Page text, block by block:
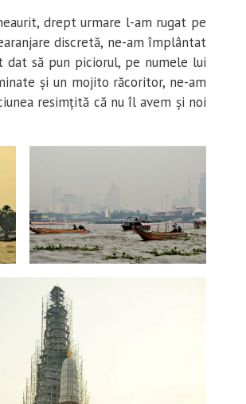
drept urmare l-am rugat pe
discretă, ne-am împlântat
să pun piciorul, pe numele lui
și un mojito răcoritor, ne-am
resimțită că nu îl avem și noi